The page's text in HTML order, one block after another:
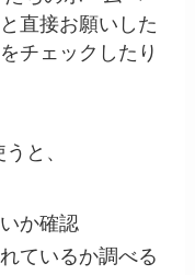
直接お願いした
チェックしたり
と、
か確認
ているか調べる